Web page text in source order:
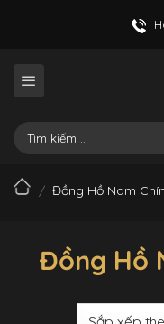
Tìm
kiếm:
/ Đồng Hồ Nam
Đồng Hồ